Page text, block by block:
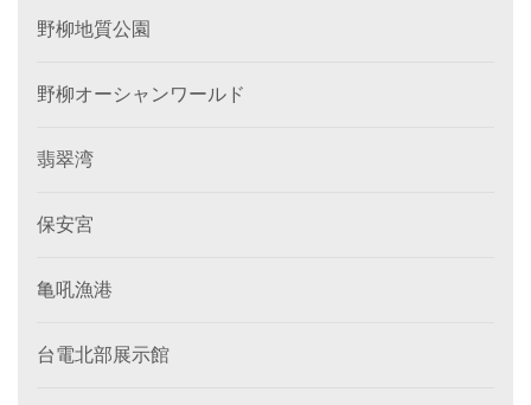
野柳地質公園
野柳オーシャンワールド
翡翠湾
保安宮
亀吼漁港
台電北部展示館